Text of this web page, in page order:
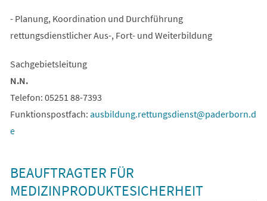
- Planung, Koordination und Durchführung
rettungsdienstlicher Aus-, Fort- und Weiterbildung
Sachgebietsleitung
N.N.
Telefon: 05251 88-7393
Funktionspostfach: ausbildung.rettungsdienst paderborn d
e
BEAUFTRAGTER FÜR
MEDIZINPRODUKTESICHERHEIT